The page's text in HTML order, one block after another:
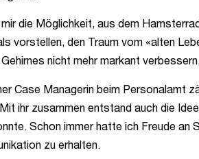
die Möglichkeit, aus dem
den Traum vom «alten
nicht mehr markant verbessern.
Case Managerin beim Personalamt
ihr zusammen entstand auch die
Schon immer hatte ich Freude an
zu erhalten.